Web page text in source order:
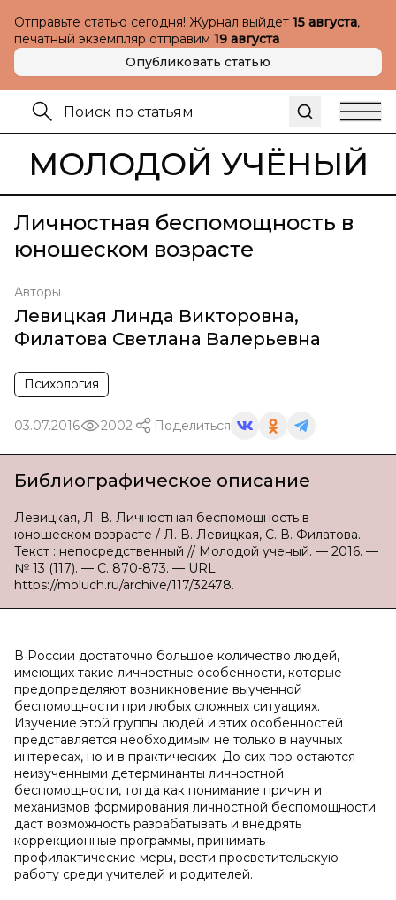
Отправьте статью сегодня! Журнал выйдет 15 августа,
печатный экземпляр отправим 19 августа
Опубликовать статью
МОЛОДОЙ УЧЁНЫЙ
Личностная беспомощность в
юношеском возрасте
Авторы
Левицкая Линда Викторовна,
Филатова Светлана Валерьевна
Психология
03.07.2016 2002 Поделиться
Библиографическое описание
Левицкая, Л. В. Личностная беспомощность в
юношеском возрасте / Л. В. Левицкая, С. В. Филатова. —
Текст : непосредственный // Молодой ученый. — 2016. —
№ 13 (117). — С. 870-873. — URL:
https://moluch.ru/archive/117/32478.
В России достаточно большое количество людей,
имеющих такие личностные особенности, которые
предопределяют возникновение выученной
беспомощности при любых сложных ситуациях.
Изучение этой группы людей и этих особенностей
представляется необходимым не только в научных
интересах, но и в практических. До сих пор остаются
неизученными детерминанты личностной
беспомощности, тогда как понимание причин и
механизмов формирования личностной беспомощности
даст возможность разрабатывать и внедрять
коррекционные программы, принимать
профилактические меры, вести просветительскую
работу среди учителей и родителей.